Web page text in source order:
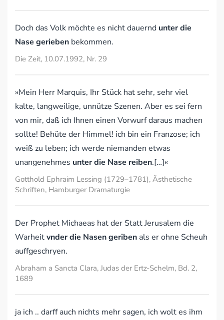
Doch das Volk möchte es nicht dauernd unter die
Nase gerieben bekommen.
Die Zeit, 10.07.1992, Nr. 29
»Mein Herr Marquis, Ihr Stück hat sehr, sehr viel
kalte, langweilige, unnütze Szenen. Aber es sei fern
von mir, daß ich Ihnen einen Vorwurf daraus machen
sollte! Behüte der Himmel! ich bin ein Franzose; ich
weiß zu leben; ich werde niemanden etwas
unangenehmes unter die Nase reiben.[…]«
Gotthold Ephraim Lessing (1729–1781), Ästhetische
Schriften, Hamburger Dramaturgie
Der Prophet Michaeas hat der Statt Jerusalem die
Warheitvnder die Nasen geriben als er ohne Scheuh
auffgeschryen.
Abraham a Sancta Clara, Judas der Ertz-Schelm, Bd. 2,
1689
ja ich .. darff auch nichts mehr sagen, ich wolt es ihm